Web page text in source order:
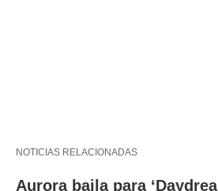
NOTICIAS RELACIONADAS
Aurora baila para